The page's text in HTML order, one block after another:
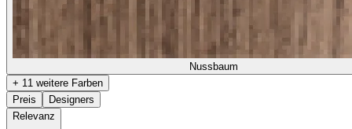
Nussbaum
+ 11 weitere Farben
Preis
Designers
Relevanz